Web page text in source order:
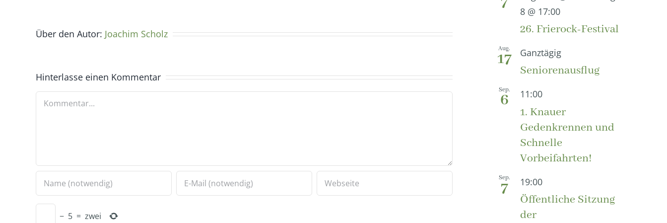
Über den Autor: Joachim Scholz
Hinterlasse einen Kommentar
Kommentar
− 5 = zwei
8 @ 17:00
26. Frierock-Festival
Aug.
17 Ganztägig
Seniorenausflug
Sep.
6 11:00
1. Knauer
Gedenkrennen und
Schnelle
Vorbeifahrten!
Sep.
7 19:00
Öffentliche Sitzung
der